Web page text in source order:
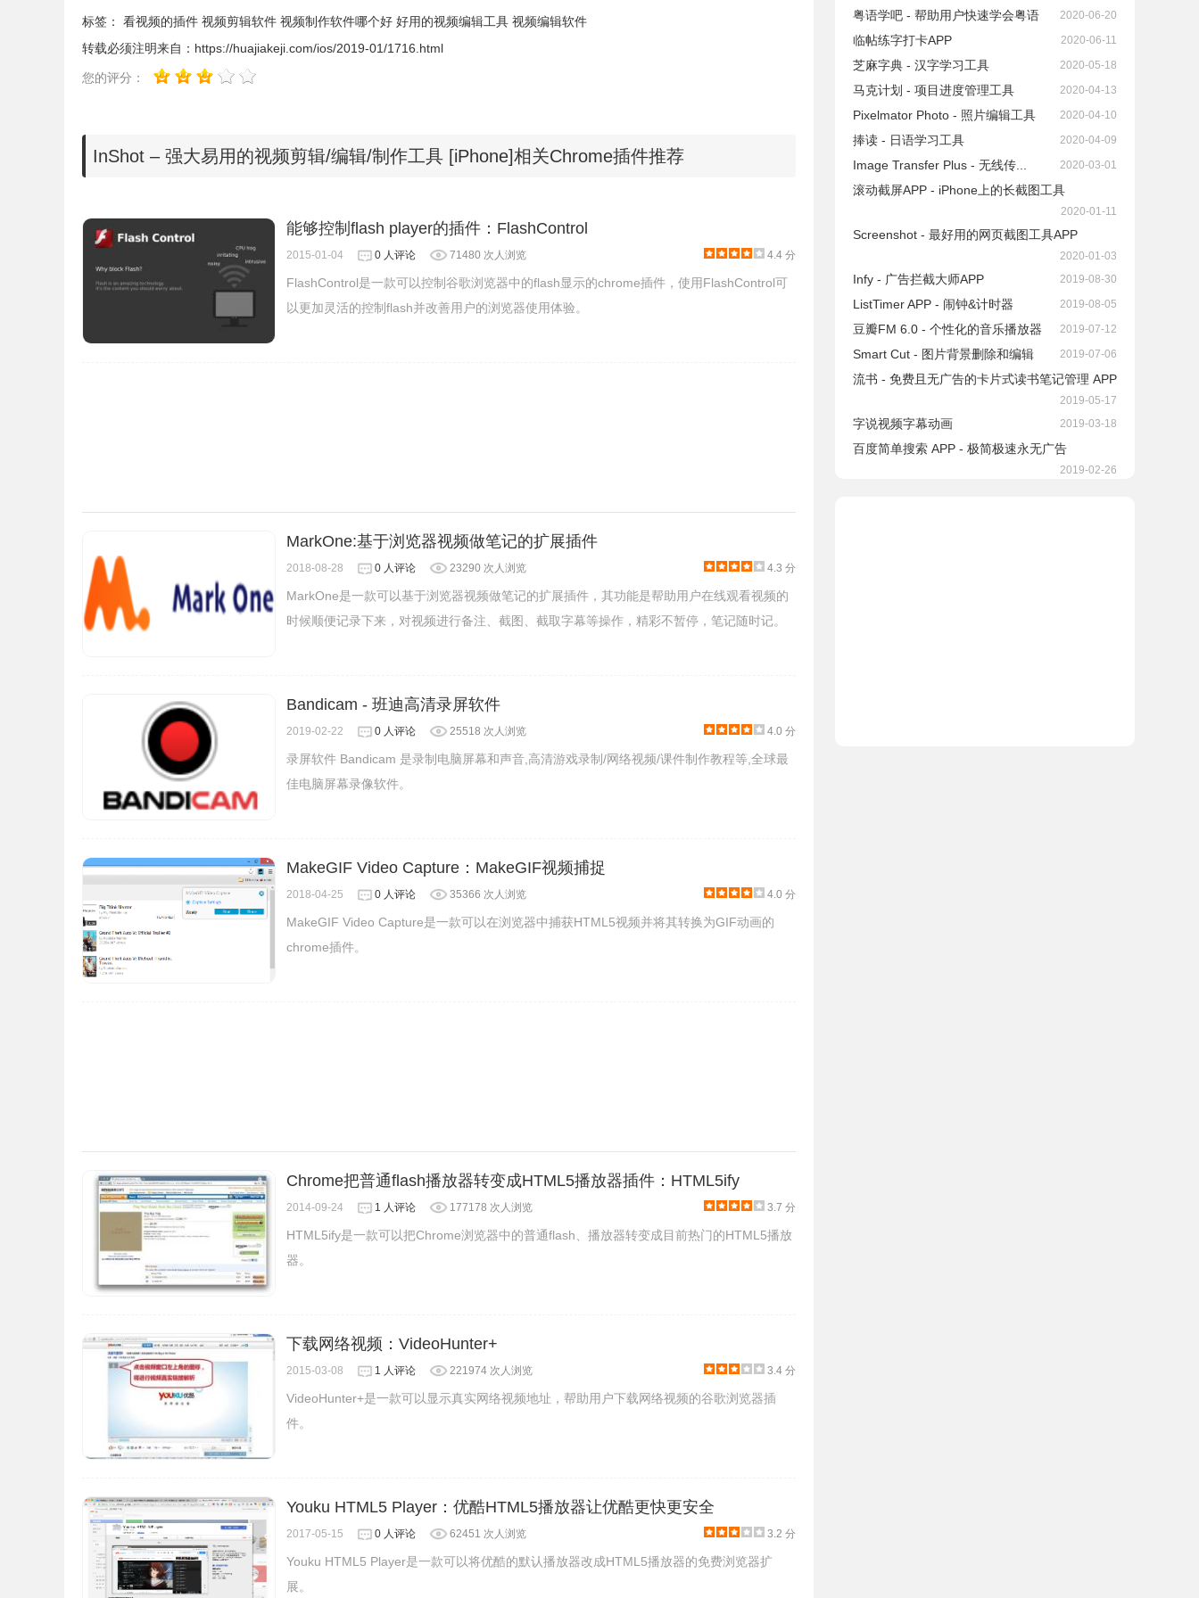
2、视频幻灯片
- 拼接多张照片制作视频幻灯片
- 慢动作，最慢0.2倍
- 快动作，最快4倍
4、视频转场特效
- 丰富的视频转场特效，过渡超级流畅和酷炫
- 内置超多潮流音乐，各种风格，全部免费（背景音乐风格和Vlog风格）
- 添加您自己的音乐到视频，如MP3文件和其他格式
- 可以是用itunes里的音乐，或者通过airdrop传输音乐文件到手机使用
- 多种多样的有趣音效
- 给视频录音
标签： 看视频的插件 视频剪辑软件 视频制作软件哪个好 好用的视频编辑工具 视频编辑软件
转载必须注明来自： https://huajiakeji.com/ios/2019-01/1716.html
您的评分：
InShot – 强大易用的视频剪辑/编辑/制作工具 [iPhone]相关Chrome插件推荐
能够控制flash player的插件：FlashControl
2015-01-04 0 人评论 71480 次人浏览 4.4 分
FlashControl是一款可以控制谷歌浏览器中的flash显示的chrome插件，使用FlashControl可
以更加灵活的控制flash并改善用户的浏览器使用体验。
MarkOne:基于浏览器视频做笔记的扩展插件
2018-08-28 0 人评论 23290 次人浏览 4.3 分
MarkOne是一款可以基于浏览器视频做笔记的扩展插件，其功能是帮助用户在线观看视频的
时候顺便记录下来，对视频进行备注、截图、截取字幕等操作，精彩不暂停，笔记随时记。
Bandicam - 班迪高清录屏软件
2019-02-22 0 人评论 25518 次人浏览 4.0 分
录屏软件 Bandicam 是录制电脑屏幕和声音,高清游戏录制/网络视频/课件制作教程等,全球最
佳电脑屏幕录像软件。
MakeGIF Video Capture：MakeGIF视频捕捉
2018-04-25 0 人评论 35366 次人浏览 4.0 分
MakeGIF Video Capture是一款可以在浏览器中捕获HTML5视频并将其转换为GIF动画的
chrome插件。
Chrome把普通flash播放器转变成HTML5播放器插件：HTML5ify
2014-09-24 1 人评论 177178 次人浏览 3.7 分
HTML5ify是一款可以把Chrome浏览器中的普通flash、播放器转变成目前热门的HTML5播放
器。
下载网络视频：VideoHunter+
2015-03-08 1 人评论 221974 次人浏览 3.4 分
VideoHunter+是一款可以显示真实网络视频地址，帮助用户下载网络视频的谷歌浏览器插
件。
Youku HTML5 Player：优酷HTML5播放器让优酷更快更安全
2017-05-15 0 人评论 62451 次人浏览 3.2 分
Youku HTML5 Player是一款可以将优酷的默认播放器改成HTML5播放器的免费浏览器扩
展。
粤语学吧 - 帮助用户快速学会粤语 2020-06-20
临帖练字打卡APP 2020-06-11
芝麻字典 - 汉字学习工具 2020-05-18
马克计划 - 项目进度管理工具 2020-04-13
Pixelmator Photo - 照片编辑工具 2020-04-10
捧读 - 日语学习工具 2020-04-09
Image Transfer Plus - 无线传... 2020-03-01
滚动截屏APP - iPhone上的长截图工具
2020-01-11
Screenshot - 最好用的网页截图工具APP
2020-01-03
Infy - 广告拦截大师APP 2019-08-30
ListTimer APP - 闹钟&计时器 2019-08-05
豆瓣FM 6.0 - 个性化的音乐播放器 2019-07-12
Smart Cut - 图片背景删除和编辑 2019-07-06
流书 - 免费且无广告的卡片式读书笔记管理 APP
2019-05-17
字说视频字幕动画 2019-03-18
百度简单搜索 APP - 极简极速永无广告
2019-02-26